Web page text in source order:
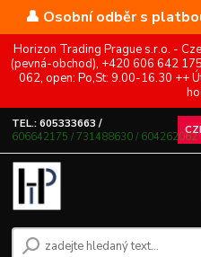
👤 Osobní odběr s
Horizon Trading Prague s.r.o. -
(pevná-obchod), +420 606 642
062, open: Po,St: 9.00-16.30 ++
TEL.: 605333663 /
606642175 / 731488630 / 604262062